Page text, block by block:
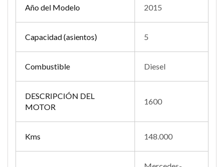
Año del Modelo 2015
Capacidad (asientos) 5
Combustible Diesel
DESCRIPCIÓN DEL
MOTOR
1600
Kms 148.000